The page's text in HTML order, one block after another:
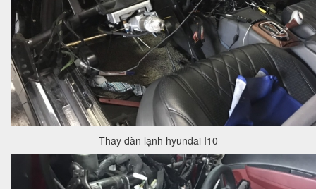
Thay dàn lạnh hyundai I10